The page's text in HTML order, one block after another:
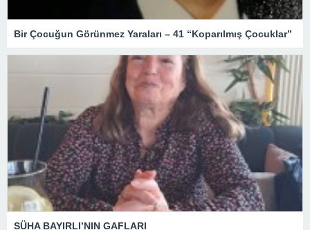
Bir Çocuğun Görünmez Yaraları – 41 “Koparılmış Çocuklar”
SÜHA BAYIRLI’NIN GAFLARI